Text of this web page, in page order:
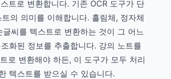
트로 변환합니다. 기존 OCR 도구가 단
의 의미를 이해합니다. 흘림체, 정자체
씨를 텍스트로 변환하는 것이 그 어느
화된 정보를 추출합니다. 강의 노트를
로 변환해야 하든, 이 도구가 모두 처리
텍스트를 받으실 수 있습니다.